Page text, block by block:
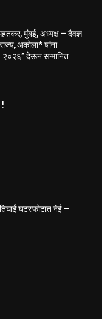
मुंबई, अध्यक्ष – दैवज्ञ
अकोला* यांना
देऊन सन्मानित
!
घटस्फोटात नेई –